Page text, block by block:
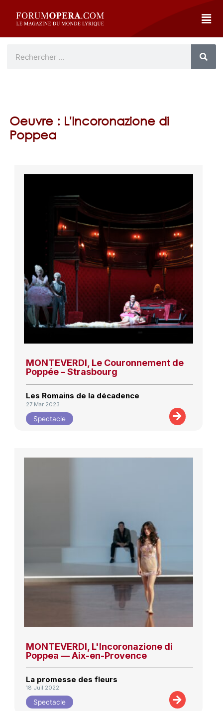
Oeuvre : L'Incoronazione di
Poppea
MONTEVERDI, Le Couronnement de
Poppée – Strasbourg
Les Romains de la décadence
27 Mar 2023
Spectacle
MONTEVERDI, L'Incoronazione di
Poppea — Aix-en-Provence
La promesse des fleurs
18 Juil 2022
Spectacle